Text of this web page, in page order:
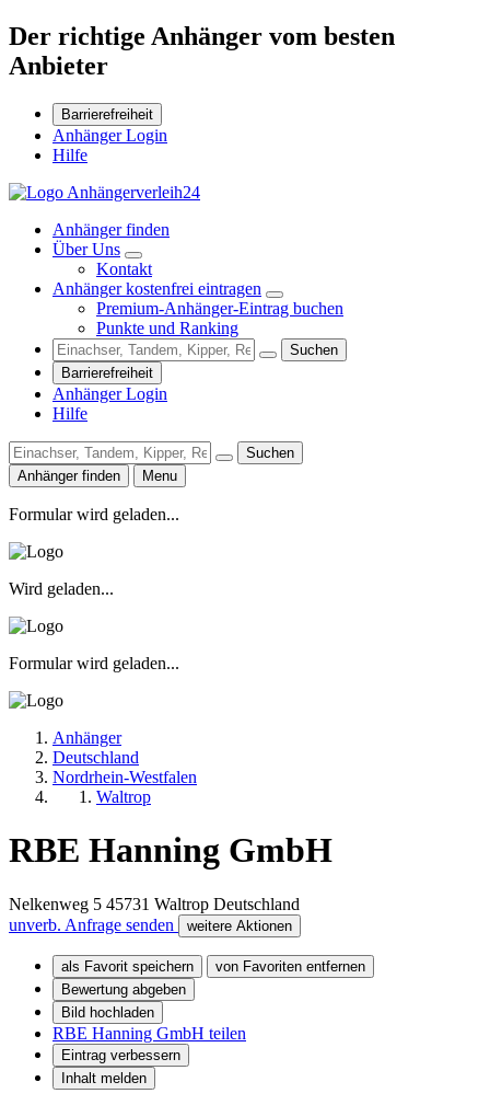
Der richtige Anhänger vom besten
Anbieter
Barrierefreiheit
Anhänger Login
Hilfe
Anhänger finden
Über Uns
Kontakt
Anhänger kostenfrei eintragen
Premium-Anhänger-Eintrag buchen
Punkte und Ranking
Suchen
Barrierefreiheit
Anhänger Login
Hilfe
Suchen
Anhänger finden
Menu
Formular wird geladen...
Wird geladen...
Formular wird geladen...
Anhänger
Deutschland
Nordrhein-Westfalen
Waltrop
RBE Hanning GmbH
Nelkenweg 5 45731 Waltrop Deutschland
unverb. Anfrage senden
weitere Aktionen
als Favorit speichern
von Favoriten entfernen
Bewertung abgeben
Bild hochladen
RBE Hanning GmbH teilen
Eintrag verbessern
Inhalt melden